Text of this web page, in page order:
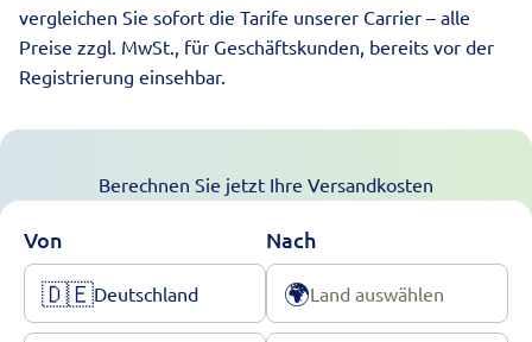
vergleichen Sie sofort die Tarife unserer Carrier – alle
Preise zzgl. MwSt., für Geschäftskunden, bereits vor der
Registrierung einsehbar.
Berechnen Sie jetzt Ihre Versandkosten
Von
🇩🇪Deutschland
Nach
🌍Land auswählen